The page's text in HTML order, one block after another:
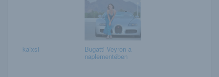
kaixsl Bugatti Veyron a
naplementében